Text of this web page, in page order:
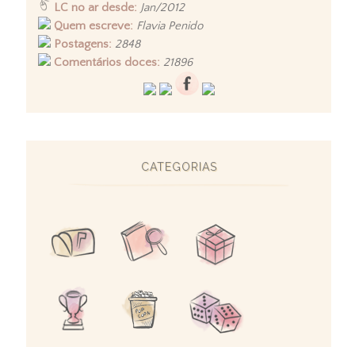
LC no ar desde: Jan/2012
Quem escreve: Flavia Penido
Postagens: 2848
Comentários doces: 21896
CATEGORIAS